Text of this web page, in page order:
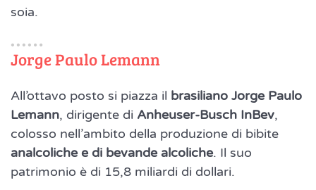
soia.
Jorge Paulo Lemann
All’ottavo posto si piazza il brasiliano Jorge Paulo
Lemann, dirigente di Anheuser-Busch InBev,
colosso nell’ambito della produzione di bibite
analcoliche e di bevande alcoliche. Il suo
patrimonio è di 15,8 miliardi di dollari.